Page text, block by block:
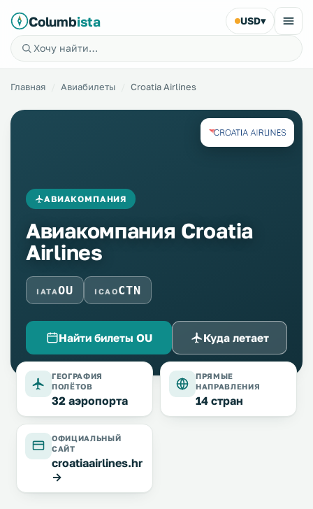
Columbista USD▾
Главная Авиабилеты Croatia Airlines
АВИАКОМПАНИЯ
Авиакомпания Croatia
Airlines
IATAOU ICAOCTN
Найти билеты OU Куда летает
ГЕОГРАФИЯ
ПОЛЁТОВ
32 аэропорта
ПРЯМЫЕ
НАПРАВЛЕНИЯ
14 стран
ОФИЦИАЛЬНЫЙ
САЙТ
croatiaairlines.hr
→